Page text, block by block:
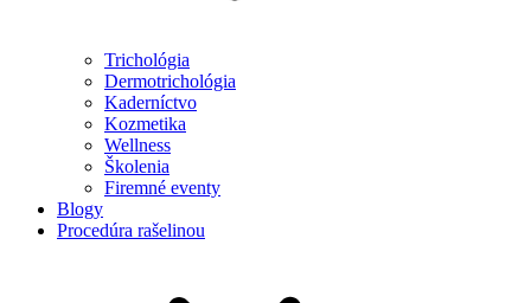
Trichológia
Dermotrichológia
Kaderníctvo
Kozmetika
Wellness
Školenia
Firemné eventy
Blogy
Procedúra rašelinou